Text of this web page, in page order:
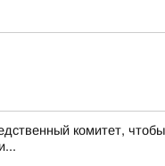
комитет,